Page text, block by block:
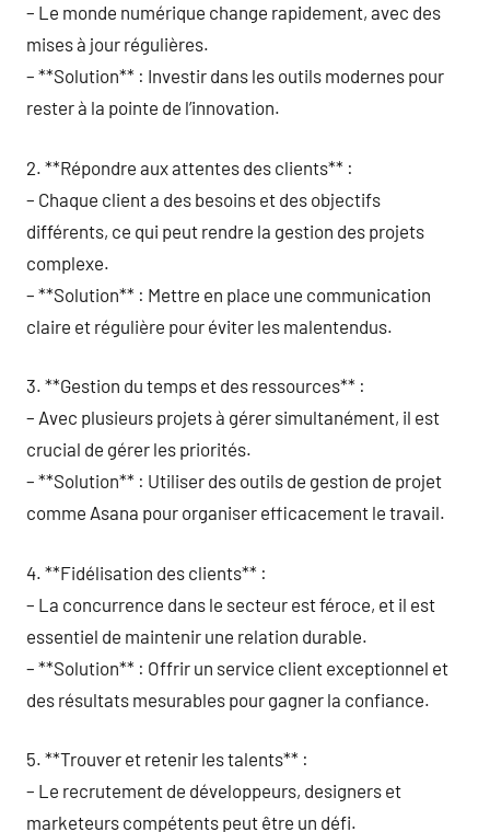
– Le monde numérique change rapidement, avec des
mises à jour régulières.
– **Solution** : Investir dans les outils modernes pour
rester à la pointe de l’innovation.
2. **Répondre aux attentes des clients** :
– Chaque client a des besoins et des objectifs
différents, ce qui peut rendre la gestion des projets
complexe.
– **Solution** : Mettre en place une communication
claire et régulière pour éviter les malentendus.
3. **Gestion du temps et des ressources** :
– Avec plusieurs projets à gérer simultanément, il est
crucial de gérer les priorités.
– **Solution** : Utiliser des outils de gestion de projet
comme Asana pour organiser efficacement le travail.
4. **Fidélisation des clients** :
– La concurrence dans le secteur est féroce, et il est
essentiel de maintenir une relation durable.
– **Solution** : Offrir un service client exceptionnel et
des résultats mesurables pour gagner la confiance.
5. **Trouver et retenir les talents** :
– Le recrutement de développeurs, designers et
marketeurs compétents peut être un défi.